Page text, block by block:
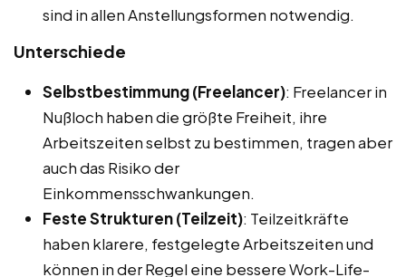
sind in allen Anstellungsformen notwendig.
Unterschiede
Selbstbestimmung (Freelancer): Freelancer in
Nußloch haben die größte Freiheit, ihre
Arbeitszeiten selbst zu bestimmen, tragen aber
auch das Risiko der
Einkommensschwankungen.
Feste Strukturen (Teilzeit): Teilzeitkräfte
haben klarere, festgelegte Arbeitszeiten und
können in der Regel eine bessere Work-Life-